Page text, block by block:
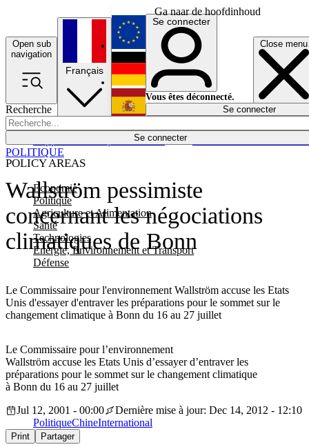
Ga naar de hoofdinhoud
Open sub
navigation
Close menu
Recherche
Se connecter
POLICY AREAS
Economie
Politique
Agriculture et Alimentation
Santé
Technologies
Energie, Environnement et Transport
Défense
Économie
Français
English
Deutsch
Español
Se connecter
Vous êtes déconnecté.
Se connecter
Wallström pessimiste
concernant les négociations
climatiques de Bonn
Le Commissaire pour l'environnement Wallström accuse les Etats
Unis d'essayer d'entraver les préparations pour le sommet sur le
changement climatique à Bonn du 16 au 27 juillet
POLITIQUE
Le Commissaire pour l’environnement
Wallström accuse les Etats Unis d’essayer d’entraver les
préparations pour le sommet sur le changement climatique
à Bonn du 16 au 27 juillet
Jul 12, 2001 - 00:00
Dernière mise à jour: Dec 14, 2012 - 12:10
PolitiqueChineInternational
Print Partager